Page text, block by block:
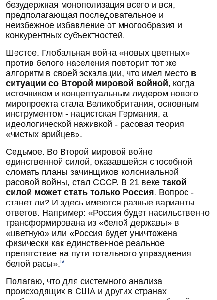
безудержная монополизация всего и вся,
предполагающая последовательное и
неизбежное избавление от многообразия и
конкурентных субъектностей.
Шестое. Глобальная война «новых цветных»
против белого населения повторит тот же
алгоритм в своей эскалации, что имел место в
ситуации со Второй мировой войной, когда
источником и концептуальным лидером нового
миропроекта стала Великобритания, основным
инструментом - нацистская Германия, а
идеологической наживкой - расовая теория
«чистых арийцев».
Седьмое. Во Второй мировой войне
единственной силой, оказавшейся способной
сломать планы зачинщиков колониальной
расовой войны, стал СССР. В 21 веке такой
силой может стать только Россия. Вопрос -
станет ли? И здесь имеются разные варианты
ответов. Например: «Россия будет насильственно
трансформирована из «белой державы» в
«цветную» или «Россия будет уничтожена
физически как единственное реальное
препятствие на пути тотального упразднения
белой расы».iv
Полагаю, что для системного анализа
происходящих в США и других странах